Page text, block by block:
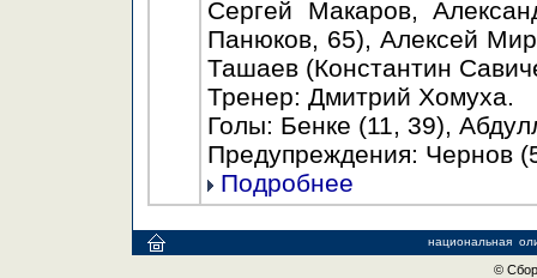
Сергей Макаров,
Панюков, 65), Алексей
Ташаев (Константин
Тренер: Дмитрий Хомуха.
Голы: Бенке (11, 39),
Предупреждения: Чернов
Подробнее
национальная
©